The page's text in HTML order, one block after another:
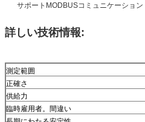
サポートMODBUSコミュニケーション
詳しい技術情報:
測定範囲
正確さ
供給力
臨時雇用者。間違い